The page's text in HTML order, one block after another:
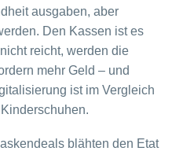
ausgaben, aber
Den Kassen ist es
reicht, werden die
mehr Geld – und
ist im Vergleich
blähten den Etat